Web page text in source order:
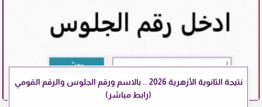
نتيجة الثانوية الأزهرية 2026 .. بالاسم ورقم الجلوس والرقم القومي
(رابط مباشر)